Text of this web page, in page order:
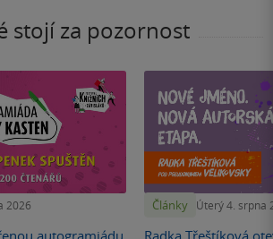
stojí za pozornost
2026
autogramiádu
Články Úterý 4. srpna
Radka Třeštíková